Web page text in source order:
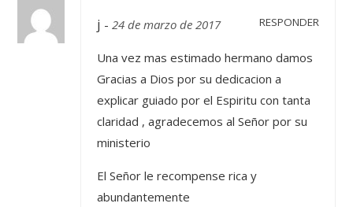
j -24 de marzo de 2017 RESPONDER
Una vez mas estimado hermano damos
Gracias a Dios por su dedicacion a
explicar guiado por el Espiritu con tanta
claridad , agradecemos al Señor por su
ministerio
El Señor le recompense rica y
abundantemente